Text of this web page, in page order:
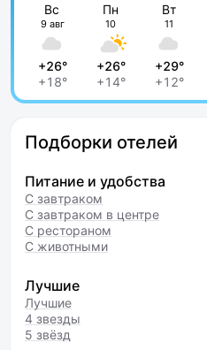
Вс
9 авг
+26°
+18°
Пн
10
+26°
+14°
Вт
11
+29°
+12°
Подборки отелей
Питание и удобства
С завтраком
С завтраком в центре
С рестораном
С животными
Лучшие
Лучшие
4 звезды
5 звёзд